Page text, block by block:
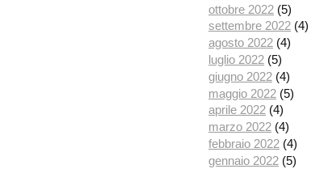
ottobre 2022 (5)
settembre 2022 (4)
agosto 2022 (4)
luglio 2022 (5)
giugno 2022 (4)
maggio 2022 (5)
aprile 2022 (4)
marzo 2022 (4)
febbraio 2022 (4)
gennaio 2022 (5)